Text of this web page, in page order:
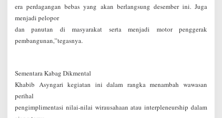
era perdagangan bebas yang akan berlangsung desember ini. Juga
menjadi pelopor
dan panutan di masyarakat serta menjadi motor penggerak
pembangunan,”tegasnya.
Sementara Kabag Dikmental
Khabib Asyngari kegiatan ini dalam rangka menambah wawasan
perihal
pengimplimentasi nilai-nilai wirausahaan atau interpleneurship dalam